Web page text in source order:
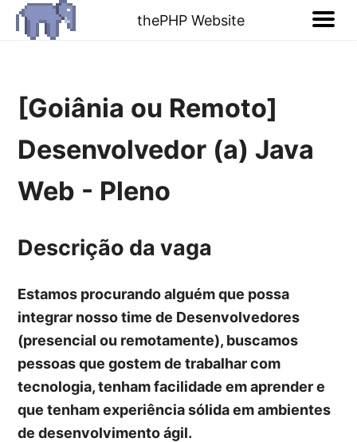
thePHP Website
[Goiânia ou Remoto]
Desenvolvedor (a) Java
Web - Pleno
Descrição da vaga
Estamos procurando alguém que possa
integrar nosso time de Desenvolvedores
(presencial ou remotamente), buscamos
pessoas que gostem de trabalhar com
tecnologia, tenham facilidade em aprender e
que tenham experiência sólida em ambientes
de desenvolvimento ágil.